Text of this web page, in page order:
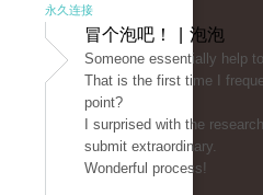
永久连接
冒个泡吧！ | 泡泡
Someone essentially help
That is the first time I
point?
I surprised with the
submit extraordinary.
Wonderful process!